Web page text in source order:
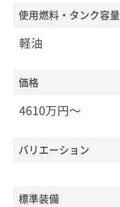
使用燃料・タンク容量
軽油
価格
4610万円〜
バリエーション
標準装備